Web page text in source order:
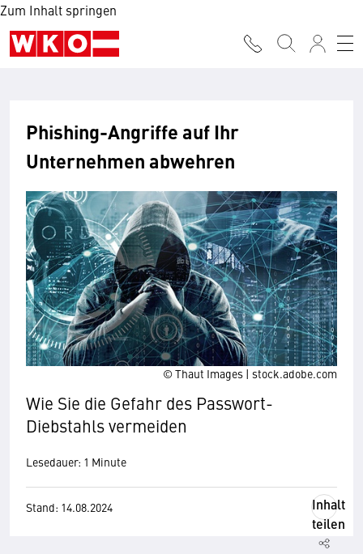
Zum Inhalt springen
© Thaut Images | stock.adobe.com
Phishing-Angriffe auf Ihr
Unternehmen abwehren
Wie Sie die Gefahr des Passwort-
Diebstahls vermeiden
Lesedauer: 1 Minute
Stand: 14.08.2024
Inhalt
teilen